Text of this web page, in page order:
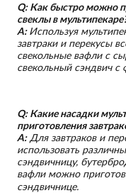
Q: Как быстро можно
свеклы в
A:Используя
завтраки и перекусы
свекольные вафли с
свекольный сэндвич с
Q: Какие насадки
приготовления
A:Для завтраков и
использовать
сэндвичницу,
вафли можно
сэндвичнице.